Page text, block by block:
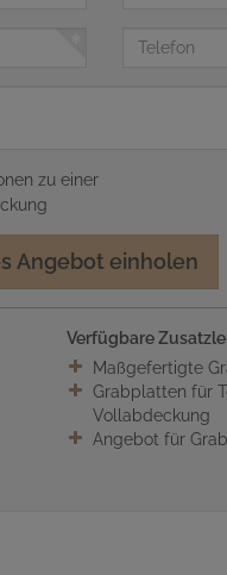
Telefon
zu einer
Angebot einholen
Verfügbare
Maßgefertigte
Grabplatten für
Vollabdeckung
Angebot für